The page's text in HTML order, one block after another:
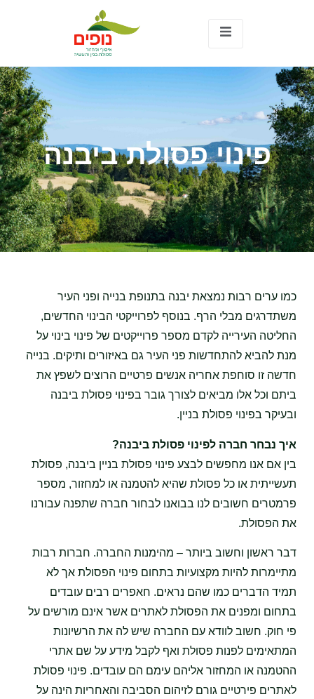
פינוי פסולת ביבנה
כמו ערים רבות נמצאת יבנה בתנופת בנייה ופני העיר
משתדרגים מבלי הרף. בנוסף לפרוייקטי הבינוי החדשים,
החליטה העירייה לקדם מספר פרוייקטים של פינוי בינוי על
מנת להביא להתחדשות פני העיר גם באיזורים ותיקים. בנייה
חדשה זו סוחפת אחריה אנשים פרטיים הרוצים לשפץ את
ביתם וכל אלו מביאים לצורך גובר בפינוי פסולת ביבנה
ובעיקר בפינוי פסולת בניין.
איך נבחר חברה לפינוי פסולת ביבנה?
בין אם אנו מחפשים לבצע פינוי פסולת בניין ביבנה, פסולת
תעשייתית או כל פסולת שהיא להטמנה או למחזור, מספר
פרמטרים חשובים לנו בבואנו לבחור חברה שתפנה עבורנו
את הפסולת.
דבר ראשון וחשוב ביותר – מהימנות החברה. חברות רבות
מתיימרות להיות מקצועיות בתחום פינוי הפסולת אך לא
תמיד הדברים כמו שהם נראים. חאפרים רבים עובדים
בתחום ומפנים את הפסולת לאתרים אשר אינם מורשים על
פי חוק. חשוב לוודא עם החברה שיש לה את הרשיונות
המתאימים לפנות פסולת ואף לקבל מידע על שם אתרי
ההטמנה או המחזור אליהם עימם הם עובדים. פינוי פסולת
לאתרים פירטיים גורם לזיהום הסביבה והאחריות הינה על